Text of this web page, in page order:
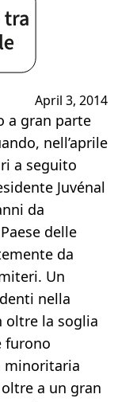
April 3, 2014
a gran parte
nell’aprile
a seguito
Juvénal
da
delle
da
Un
nella
oltre la soglia
furono
minoritaria
a un gran